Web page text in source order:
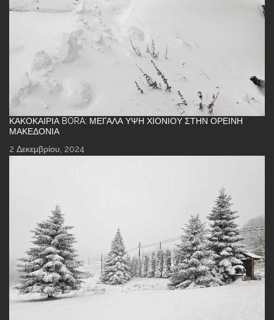
ΚΑΚΟΚΑΙΡΊΑ BORA: ΜΕΓΆΛΑ ΎΨΗ ΧΙΟΝΙΟΎ ΣΤΗΝ ΟΡΕΙΝΉ
ΜΑΚΕΔΟΝΊΑ
2 Δεκεμβρίου, 2024